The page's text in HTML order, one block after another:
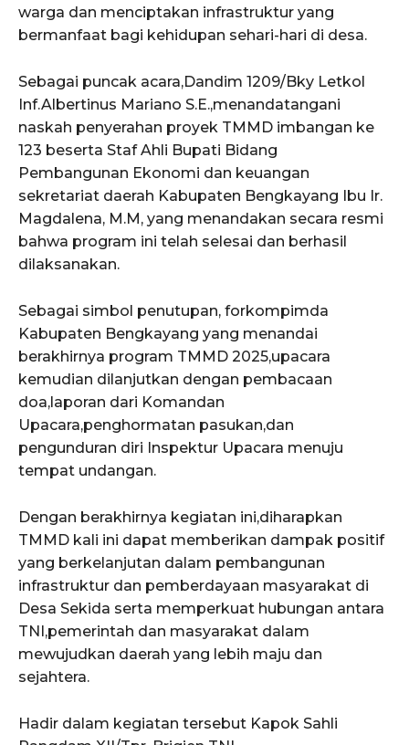
warga dan menciptakan infrastruktur yang
bermanfaat bagi kehidupan sehari-hari di desa.
Sebagai puncak acara,Dandim 1209/Bky Letkol
Inf.Albertinus Mariano S.E.,menandatangani
naskah penyerahan proyek TMMD imbangan ke
123 beserta Staf Ahli Bupati Bidang
Pembangunan Ekonomi dan keuangan
sekretariat daerah Kabupaten Bengkayang Ibu Ir.
Magdalena, M.M, yang menandakan secara resmi
bahwa program ini telah selesai dan berhasil
dilaksanakan.
Sebagai simbol penutupan, forkompimda
Kabupaten Bengkayang yang menandai
berakhirnya program TMMD 2025,upacara
kemudian dilanjutkan dengan pembacaan
doa,laporan dari Komandan
Upacara,penghormatan pasukan,dan
pengunduran diri Inspektur Upacara menuju
tempat undangan.
Dengan berakhirnya kegiatan ini,diharapkan
TMMD kali ini dapat memberikan dampak positif
yang berkelanjutan dalam pembangunan
infrastruktur dan pemberdayaan masyarakat di
Desa Sekida serta memperkuat hubungan antara
TNI,pemerintah dan masyarakat dalam
mewujudkan daerah yang lebih maju dan
sejahtera.
Hadir dalam kegiatan tersebut Kapok Sahli